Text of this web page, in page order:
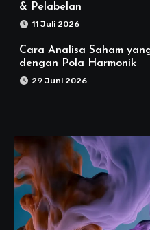
& Pelabelan
11 Juli 2026
Cara Analisa Saham
dengan Pola Harmonik
29 Juni 2026